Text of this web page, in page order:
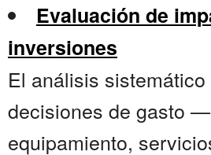
Evaluación de
inversiones
El análisis
decisiones de gasto
equipamiento,